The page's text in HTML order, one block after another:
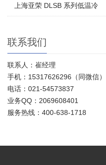
上海亚荣 DLSB 系列低温冷
联系我们
联系人：崔经理
手机：15317626296（同微信）
电话：021-54573837
业务QQ：2069608401
服务热线：400-638-1718